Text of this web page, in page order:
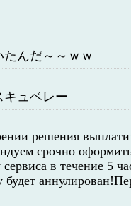
んだ～～ｗｗ
キュベレー
решения
cрочно
в течение 5